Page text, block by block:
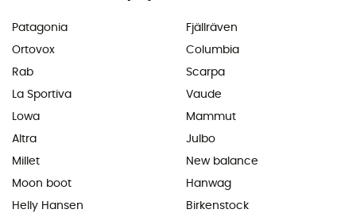
Patagonia
Ortovox
Rab
La Sportiva
Lowa
Altra
Millet
Moon boot
Helly Hansen
Fjällräven
Columbia
Scarpa
Vaude
Mammut
Julbo
New balance
Hanwag
Birkenstock